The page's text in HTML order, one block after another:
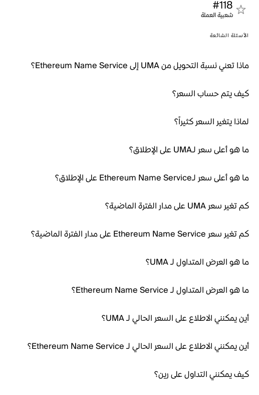
#118
شعبية العملة
الأسئلة الشائعة
ماذا تعني نسبة التحويل من UMA إلى Ethereum Name Service؟
كيف يتم حساب السعر؟
لماذا يتغير السعر كثيراً؟
ما هو أعلى سعر لـUMA على الإطلاق؟
ما هو أعلى سعر لـEthereum Name Service على الإطلاق؟
كم تغير سعر UMA على مدار الفترة الماضية؟
كم تغير سعر Ethereum Name Service على مدار الفترة الماضية؟
ما هو العرض المتداول لـ UMA؟
ما هو العرض المتداول لـ Ethereum Name Service؟
أين يمكنني الاطلاع على السعر الحالي لـ UMA؟
أين يمكنني الاطلاع على السعر الحالي لـ Ethereum Name Service؟
كيف يمكنني التداول على رين؟